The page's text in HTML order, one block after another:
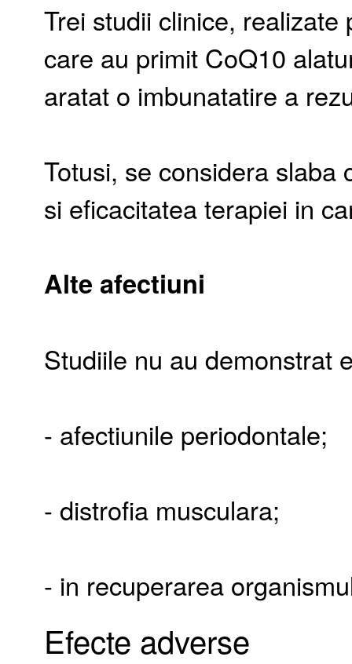
Trei studii clinice,
care au primit CoQ10
aratat o imbunatatire a
Totusi, se considera slaba
si eficacitatea terapiei in
Alte afectiuni
Studiile nu au demonstrat
- afectiunile periodontale;
- distrofia musculara;
- in recuperarea
Efecte adverse